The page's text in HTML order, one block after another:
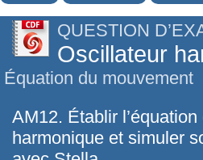
QUESTION
Oscillateur
Équation du mouvement
AM12. Établir l’équation
harmonique et simuler